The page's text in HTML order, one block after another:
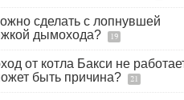
сделать с лопнувшей
дымохода?
19
от котла Бакси не
быть причина?
21